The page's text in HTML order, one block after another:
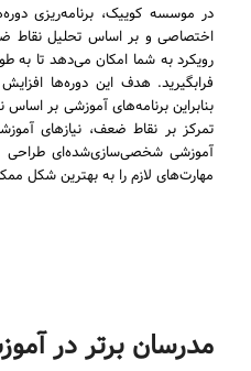
در موسسه کوییک، برنامه‌ریزی
اختصاصی و بر اساس تحلیل نقاط
رویکرد به شما امکان می‌دهد تا به
فرابگیرید. هدف این دوره‌ها
بنابراین برنامه‌های آموزشی بر
تمرکز بر نقاط ضعف، نیازهای
آموزشی شخصی‌سازی‌شده‌ای
مهارت‌های لازم را به بهترین شکل
مدرسان برتر در